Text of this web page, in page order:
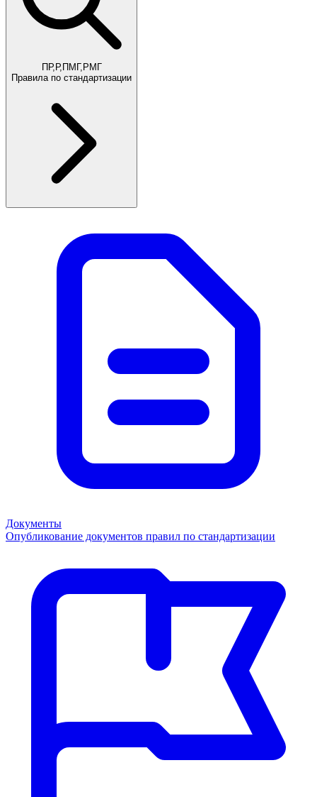
ПР,Р,ПМГ,РМГ
Правила по стандартизации
Документы
Опубликование документов правил по стандартизации